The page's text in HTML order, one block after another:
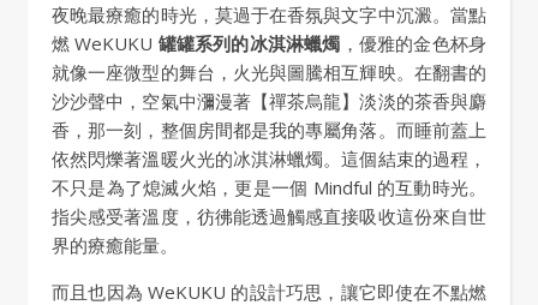
夜晚最療癒的時光，莫過于在香氛與文字中沉澱。當點
燃 WeKUKU 罐罐系列的冰淇淋蠟燭 ，優雅的金色杯身
就像一座微型的舞台，火光與圖騰相互輝映。在翻書的
沙沙聲中，空氣中瀰漫著【禪茶烏龍】淡淡的茶香與麝
香，那一刻，整個房間都是我的專屬角落。而睡前蓋上
依然閃爍著溫暖火光的冰淇淋蠟燭。這個結束的過程，
不只是為了熄滅火焰，更是一個 Mindful 的互動時光。
指尖感受著溫度，彷彿能透過觸感直接吸收這份來自世
界的療癒能量。
而且也因為 WeKUKU 的設計巧思，讓它即使在不點燃